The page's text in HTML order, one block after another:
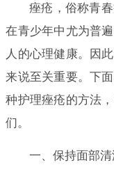
痤疮，俗称青
在青少年中尤为普
人的心理健康。因
来说至关重要。下
种护理痤疮的方法
们。
一、保持面部